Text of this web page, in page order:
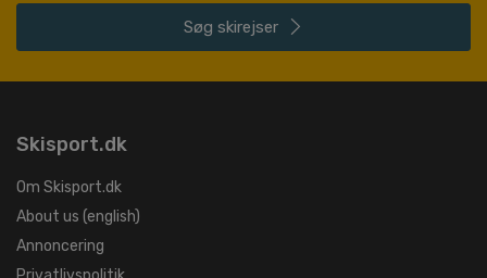
Søg skirejser
Skisport.dk
Om Skisport.dk
About us (english)
Annoncering